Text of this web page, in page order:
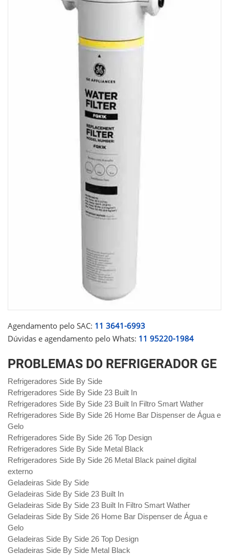
Agendamento pelo SAC: 11 3641-6993
Dúvidas e agendamento pelo Whats: 11 95220-1984
PROBLEMAS DO REFRIGERADOR GE
Refrigeradores Side By Side
Refrigeradores Side By Side 23 Built In
Refrigeradores Side By Side 23 Built In Filtro Smart Wather
Refrigeradores Side By Side 26 Home Bar Dispenser de Água e
Gelo
Refrigeradores Side By Side 26 Top Design
Refrigeradores Side By Side Metal Black
Refrigeradores Side By Side 26 Metal Black painel digital
externo
Geladeiras Side By Side
Geladeiras Side By Side 23 Built In
Geladeiras Side By Side 23 Built In Filtro Smart Wather
Geladeiras Side By Side 26 Home Bar Dispenser de Água e
Gelo
Geladeiras Side By Side 26 Top Design
Geladeiras Side By Side Metal Black